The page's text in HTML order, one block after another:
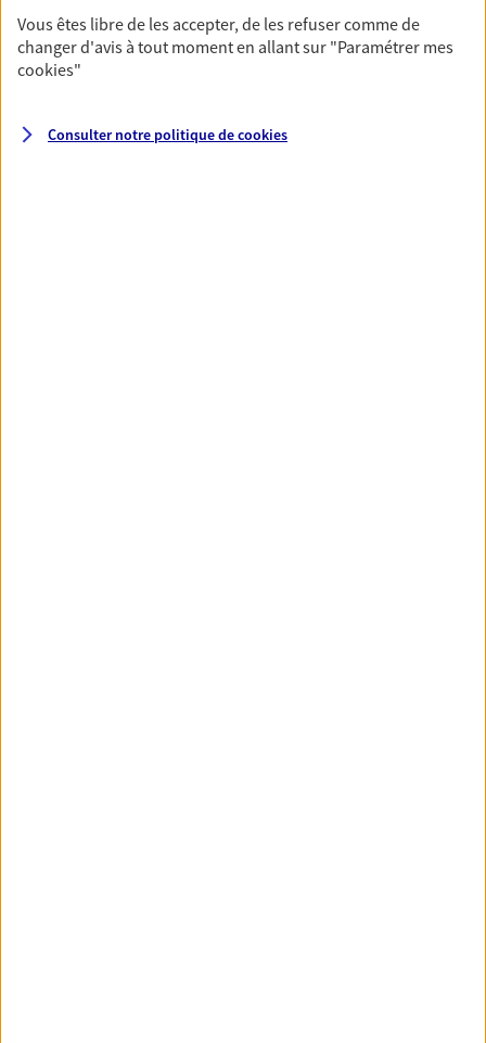
VOIR NOTRE SITE WEB
Vous êtes libre de les accepter, de les refuser comme de
changer d'avis à tout moment en allant sur "Paramétrer mes
cookies"
Consulter notre politique decookies